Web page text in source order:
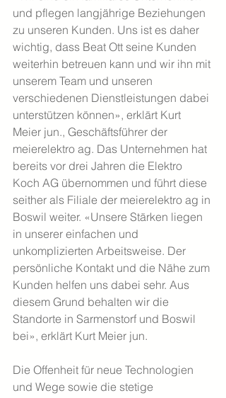
und pflegen langjährige Beziehungen
zu unseren Kunden. Uns ist es daher
wichtig, dass Beat Ott seine Kunden
weiterhin betreuen kann und wir ihn mit
unserem Team und unseren
verschiedenen Dienstleistungen dabei
unterstützen können», erklärt Kurt
Meier jun., Geschäftsführer der
meierelektro ag. Das Unternehmen hat
bereits vor drei Jahren die Elektro
Koch AG übernommen und führt diese
seither als Filiale der meierelektro ag in
Boswil weiter. «Unsere Stärken liegen
in unserer einfachen und
unkomplizierten Arbeitsweise. Der
persönliche Kontakt und die Nähe zum
Kunden helfen uns dabei sehr. Aus
diesem Grund behalten wir die
Standorte in Sarmenstorf und Boswil
bei», erklärt Kurt Meier jun.
Die Offenheit für neue Technologien
und Wege sowie die stetige